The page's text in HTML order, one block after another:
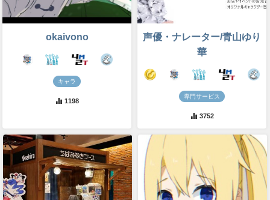
okaivono
キャラ
1198
声優・ナレーター/青山ゆり
華
専門サービス
3752